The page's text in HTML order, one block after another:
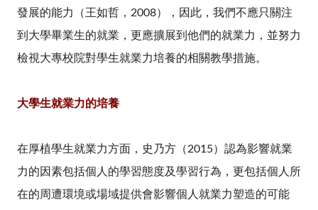
發展的能力（王如哲，2008），因此，我們不應只關注
到大學畢業生的就業，更應擴展到他們的就業力，並努力
檢視大專校院對學生就業力培養的相關教學措施。
大學生就業力的培養
在厚植學生就業力方面，史乃方（2015）認為影響就業
力的因素包括個人的學習態度及學習行為，更包括個人所
在的周遭環境或場域提供會影響個人就業力塑造的可能